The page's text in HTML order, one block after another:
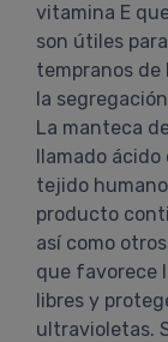
vitamina E
son útiles
tempranos de
la
La manteca
llamado
tejido
producto
así como
que favorece
libres y
ultravioletas.